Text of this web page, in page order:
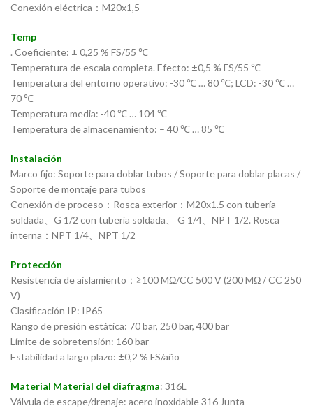
Conexión eléctrica：M20x1,5
Temp
. Coeficiente: ± 0,25 % FS/55 ℃
Temperatura de escala completa. Efecto: ±0,5 % FS/55 ℃
Temperatura del entorno operativo: -30 ℃ … 80 ℃; LCD: -30 ℃ …
70 ℃
Temperatura media: -40 ℃ … 104 ℃
Temperatura de almacenamiento: – 40 ℃ … 85 ℃
Instalación
Marco fijo: Soporte para doblar tubos / Soporte para doblar placas /
Soporte de montaje para tubos
Conexión de proceso：Rosca exterior：M20x1.5 con tubería
soldada、G 1/2 con tubería soldada、 G 1/4、NPT 1/2. Rosca
interna：NPT 1/4、NPT 1/2
Protección
Resistencia de aislamiento：≧100 MΩ/CC 500 V (200 MΩ / CC 250
V)
Clasificación IP: IP65
Rango de presión estática: 70 bar, 250 bar, 400 bar
Límite de sobretensión: 160 bar
Estabilidad a largo plazo: ±0,2 % FS/año
Material Material del diafragma: 316L
Válvula de escape/drenaje: acero inoxidable 316 Junta